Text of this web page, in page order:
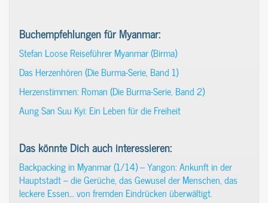
Buchempfehlungen für Myanmar:
Stefan Loose Reiseführer Myanmar (Birma)
Das Herzenhören (Die Burma-Serie, Band 1)
Herzenstimmen: Roman (Die Burma-Serie, Band 2)
Aung San Suu Kyi: Ein Leben für die Freiheit
Das könnte Dich auch interessieren:
Backpacking in Myanmar (1/14) – Yangon: Ankunft in der
Hauptstadt – die Gerüche, das Gewusel der Menschen, das
leckere Essen… von fremden Eindrücken überwältigt.